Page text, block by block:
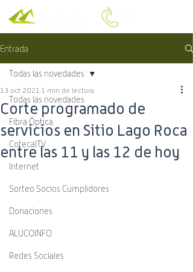
Entrada
Todas las novedades
Fibra Óptica
CotecalTV
Internet
Sorteo Socios Cumplidores
Donaciones
ALUCOINFO
Redes Sociales
Todas las novedades
Corte programado de
servicios en Sitio Lago Roca
entre las 11 y las 12 de hoy
13 oct 2021 1 min de lectura